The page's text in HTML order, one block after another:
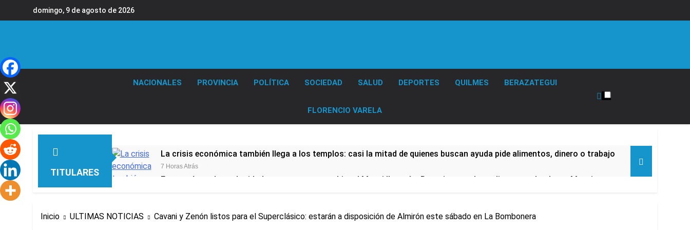
domingo, 9 de agosto de 2026
NACIONALES PROVINCIA POLÍTICA SOCIEDAD SALUD DEPORTES QUILMES BERAZATEGUI
FLORENCIO VARELA
TITULARES
La crisis económica también llega a los templos: casi la mitad de quienes buscan ayuda pide alimentos, dinero o trabajo
7 Horas Atrás
Economía en dos velocidades Lionel Messi llegará a Rosario para despedir a su padre Jorge Messi
18 Horas Atrás
Inicio ULTIMAS NOTICIAS Cavani y Zenón listos para el Superclásico: estarán a disposición de Almirón este sábado en La Bombonera